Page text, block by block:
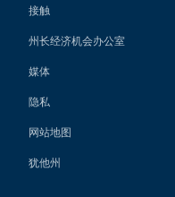
接触
州长经济机会办公室
媒体
隐私
网站地图
犹他州